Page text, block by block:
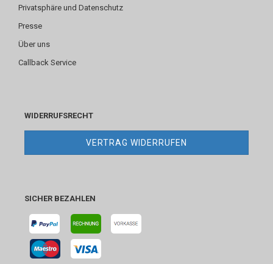
Privatsphäre und Datenschutz
Presse
Über uns
Callback Service
WIDERRUFSRECHT
VERTRAG WIDERRUFEN
SICHER BEZAHLEN